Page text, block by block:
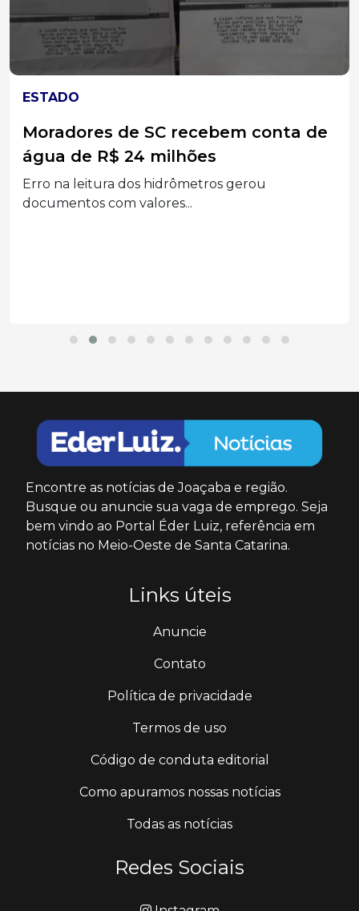
ESTADO
Moradores de SC recebem conta de
água de R$ 24 milhões
Erro na leitura dos hidrômetros gerou
documentos com valores...
Encontre as notícias de Joaçaba e região.
Busque ou anuncie sua vaga de emprego. Seja
bem vindo ao Portal Éder Luiz, referência em
notícias no Meio-Oeste de Santa Catarina.
Links úteis
Anuncie
Contato
Política de privacidade
Termos de uso
Código de conduta editorial
Como apuramos nossas notícias
Todas as notícias
Redes Sociais